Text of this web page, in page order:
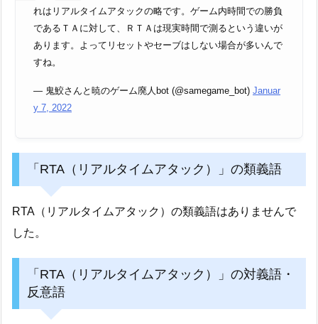
れはリアルタイムアタックの略です。ゲーム内時間での勝負
であるＴＡに対して、ＲＴＡは現実時間で測るという違いが
あります。よってリセットやセーブはしない場合が多いんで
すね。
— 鬼鮫さんと暁のゲーム廃人bot (@samegame_bot) Januar
y 7, 2022
「RTA（リアルタイムアタック）」の類義語
RTA（リアルタイムアタック）の類義語はありませんで
した。
「RTA（リアルタイムアタック）」の対義語・
反意語